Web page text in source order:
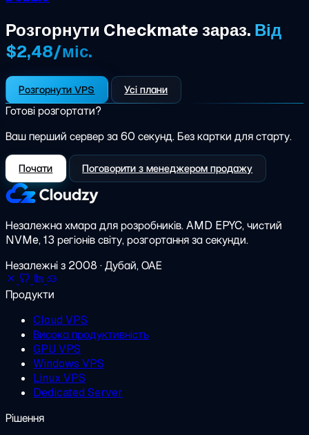
Розгорнути Checkmate зараз. Від
$2,48/міс.
Розгорнути VPS Усі плани
Готові розгортати?
Ваш перший сервер за 60 секунд. Без картки для старту.
Почати Поговорити з менеджером продажу
Незалежна хмара для розробників.AMD EPYC, чистий
NVMe, 13 регіонів світу, розгортання за секунди.
Незалежні з 2008 · Дубай, ОАЕ
Продукти
Cloud VPS
Висока продуктивність
GPU VPS
Windows VPS
Linux VPS
Dedicated Server
Рішення